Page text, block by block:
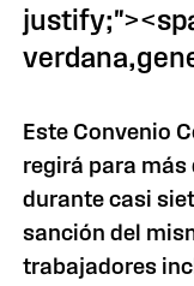
Este Convenio
regirá para
durante casi
sanción del
trabajadores